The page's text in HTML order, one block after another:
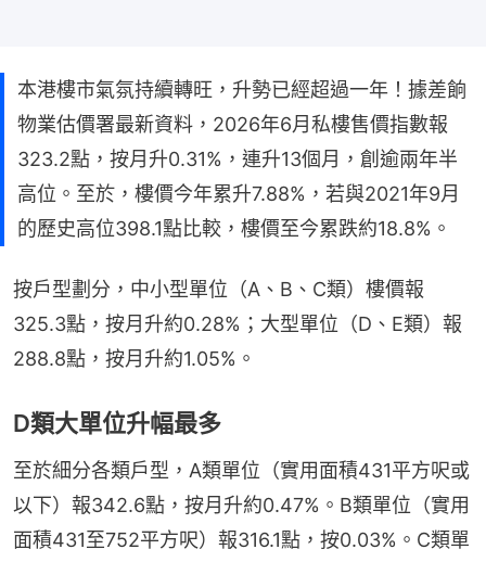
本港樓市氣氛持續轉旺，升勢已經超過一年！據差餉
物業估價署最新資料，2026年6月私樓售價指數報
323.2點，按月升0.31%，連升13個月，創逾兩年半
高位。至於，樓價今年累升7.88%，若與2021年9月
的歷史高位398.1點比較，樓價至今累跌約18.8%。
按戶型劃分，中小型單位（A、B、C類）樓價報
325.3點，按月升約0.28%；大型單位（D、E類）報
288.8點，按月升約1.05%。
D類大單位升幅最多
至於細分各類戶型，A類單位（實用面積431平方呎或
以下）報342.6點，按月升約0.47%。B類單位（實用
面積431至752平方呎）報316.1點，按0.03%。C類單